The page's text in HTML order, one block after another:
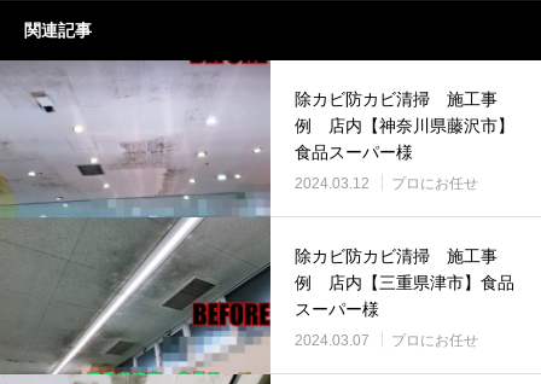
関連記事
除カビ防カビ清掃 施工事
例 店内【神奈川県藤沢市】
食品スーパー様
2024.03.12 プロにお任せ
除カビ防カビ清掃 施工事
例 店内【三重県津市】食品
スーパー様
2024.03.07 プロにお任せ